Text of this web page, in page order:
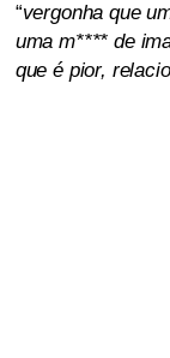
“vergonha que
uma m**** de
que é pior,